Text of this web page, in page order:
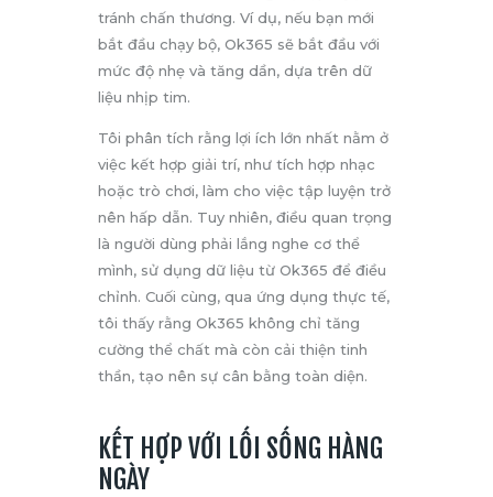
tránh chấn thương. Ví dụ, nếu bạn mới
bắt đầu chạy bộ, Ok365 sẽ bắt đầu với
mức độ nhẹ và tăng dần, dựa trên dữ
liệu nhịp tim.
Tôi phân tích rằng lợi ích lớn nhất nằm ở
việc kết hợp giải trí, như tích hợp nhạc
hoặc trò chơi, làm cho việc tập luyện trở
nên hấp dẫn. Tuy nhiên, điều quan trọng
là người dùng phải lắng nghe cơ thể
mình, sử dụng dữ liệu từ Ok365 để điều
chỉnh. Cuối cùng, qua ứng dụng thực tế,
tôi thấy rằng Ok365 không chỉ tăng
cường thể chất mà còn cải thiện tinh
thần, tạo nên sự cân bằng toàn diện.
KẾT HỢP VỚI LỐI SỐNG HÀNG
NGÀY